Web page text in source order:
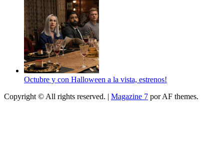
Octubre y con Halloween a la vista, estrenos!
Copyright © All rights reserved. | Magazine 7 por AF themes.